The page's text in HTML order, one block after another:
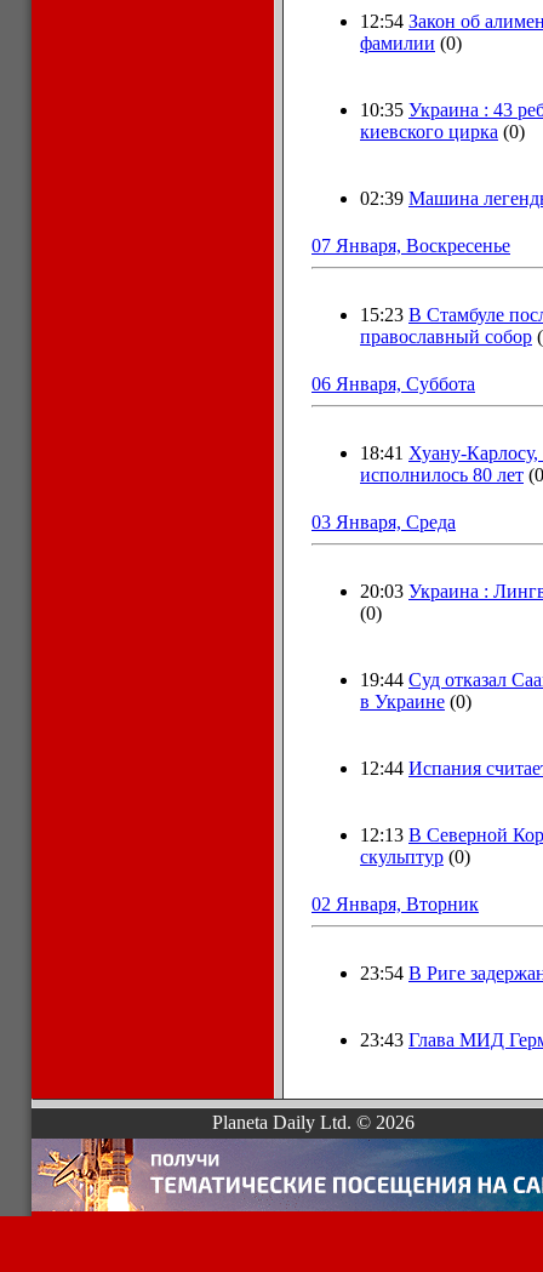
12:54 Закон об
фамилии (0)
10:35 Украина : 43
киевского цирка (0)
02:39 Машина
07 Января, Воскресенье
15:23 В Стамбуле
православный собор
06 Января, Суббота
18:41 Хуану-
исполнилось 80 лет
03 Января, Среда
20:03 Украина :
(0)
19:44 Суд отказал
в Украине (0)
12:44 Испания
12:13 В Северной
скульптур (0)
02 Января, Вторник
23:54 В Риге
23:43 Глава МИД
Planeta Daily Ltd. © 2026